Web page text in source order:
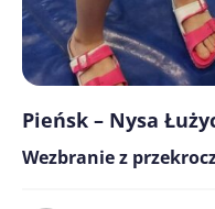
Pieńsk – Nysa
Wezbranie z